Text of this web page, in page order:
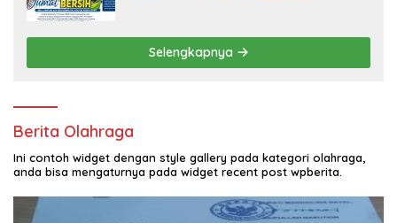
Selengkapnya
Berita Olahraga
Ini contoh widget dengan style gallery pada kategori olahraga,
anda bisa mengaturnya pada widget recent post wpberita.